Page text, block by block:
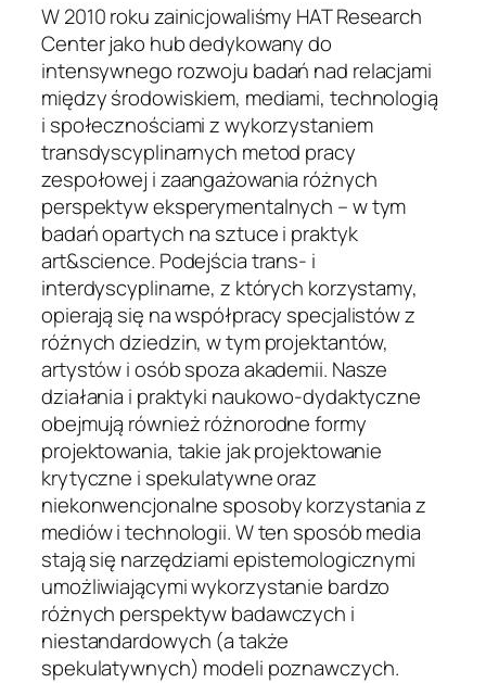
W 2010 roku zainicjowaliśmy HAT Research
Center jako hub dedykowany do
intensywnego rozwoju badań nad relacjami
między środowiskiem, mediami, technologią
i społecznościami z wykorzystaniem
transdyscyplinarnych metod pracy
zespołowej i zaangażowania różnych
perspektyw eksperymentalnych – w tym
badań opartych na sztuce i praktyk
art&science. Podejścia trans- i
interdyscyplinarne, z których korzystamy,
opierają się na współpracy specjalistów z
różnych dziedzin, w tym projektantów,
artystów i osób spoza akademii. Nasze
działania i praktyki naukowo-dydaktyczne
obejmują również różnorodne formy
projektowania, takie jak projektowanie
krytyczne i spekulatywne oraz
niekonwencjonalne sposoby korzystania z
mediów i technologii. W ten sposób media
stają się narzędziami epistemologicznymi
umożliwiającymi wykorzystanie bardzo
różnych perspektyw badawczych i
niestandardowych (a także
spekulatywnych) modeli poznawczych.